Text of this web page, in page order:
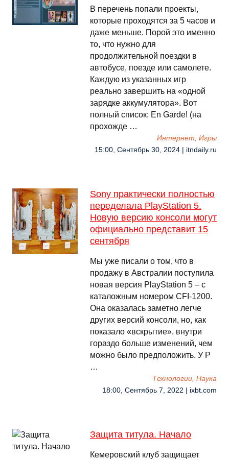
В перечень попали проекты,
которые проходятся за 5 часов и
даже меньше. Порой это именно
то, что нужно для
продолжительной поездки в
автобусе, поезде или самолете.
Каждую из указанных игр
реально завершить на «одной
зарядке аккумулятора». Вот
полный список: En Garde! (на
прохожде …
Интернет, Игры
15:00, Сентябрь 30, 2024 | itndaily.ru
Sony практически полностью
переделала PlayStation 5.
Новую версию консоли могут
официально представит 15
сентября
Мы уже писали о том, что в
продажу в Австралии поступила
новая версия PlayStation 5 – с
каталожным номером CFI-1200.
Она оказалась заметно легче
других версий консоли, но, как
показало «вскрытие», внутри
гораздо больше изменений, чем
можно было предположить. У P
…
Технологии, Наука
18:00, Сентябрь 7, 2022 | ixbt.com
Защита титула. Начало
Кемеровский клуб защищает